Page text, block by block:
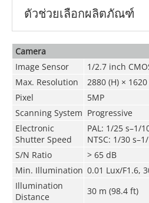
ตัวช่วยเลือกผลิตภัณฑ์
Camera
Image Sensor
1/2.7 inch
Max. Resolution
2880 (H) × 1620
Pixel
5MP
Scanning System Progressive
Electronic
Shutter Speed
PAL: 1/25 s–1/
NTSC: 1/30
S/N Ratio
> 65 dB
Min. Illumination 0.01 Lux/F1.6,
Illumination
Distance
30 m (98.4 ft)